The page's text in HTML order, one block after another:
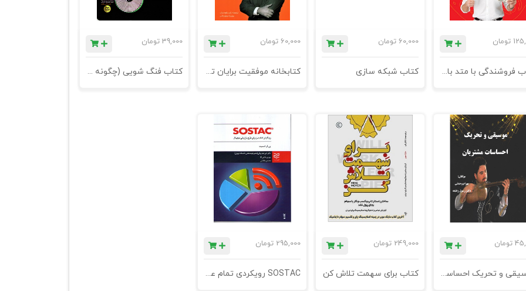
تومان
کتاب فروشندگی با متد بازیگری
60,000 تومان
کتاب شبکه سازی
60,000 تومان
کتابخانه موفقیت برایان تریسی - موفقیت فردی (21 ایده کلیدی برای موفقیت فردی بیشتر در کار و زندگی) - چاپ چهارم
39,000 تومان
کتاب فنگ شویی (چگونه با استفاده از فنگ شویی خانه خود را شادتر، سالم تر و راحت تر کنیم) - چاپ دوم
تومان
موسیقی و تحریک احساسات مشتریان
249,000 تومان
کتاب برای سهمت تلاش کن
295,000 تومان
SOSTAC رویکردی تمام عیار برای طرح بازاریابی دیجیتال - چاپ دوم